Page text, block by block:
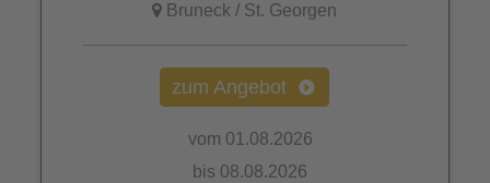
Bruneck / St. Georgen
zum Angebot
vom 01.08.2026
bis 08.08.2026